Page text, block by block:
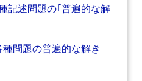
記述問題の｢普遍的な解
問題の普遍的な解き